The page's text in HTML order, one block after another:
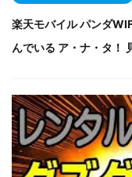
楽天モバイル パンダ
んでいる ア・ナ・タ！